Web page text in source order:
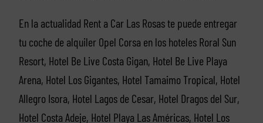
En la actualidad Rent a Car Las Rosas te puede entregar
tu coche de alquiler Opel Corsa en los hoteles Roral Sun
Resort, Hotel Be Live Costa Gigan, Hotel Be Live Playa
Arena, Hotel Los Gigantes, Hotel Tamaimo Tropical, Hotel
Allegro Isora, Hotel Lagos de Cesar, Hotel Dragos del Sur,
Hotel Costa Adeje, Hotel Playa Las Américas, Hotel Los